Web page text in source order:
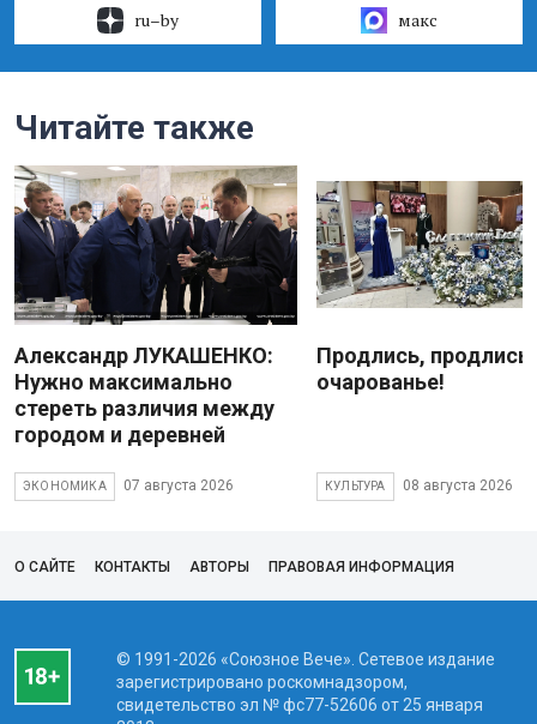
ru–by макс
Читайте также
Александр ЛУКАШЕНКО:
Нужно максимально
стереть различия между
городом и деревней
ЭКОНОМИКА 07 августа 2026
Продлись, продлись
очарованье!
КУЛЬТУРА 08 августа 2026
О САЙТЕ КОНТАКТЫ АВТОРЫ ПРАВОВАЯ ИНФОРМАЦИЯ
© 1991-2026 «Союзное Вече». Сетевое издание
зарегистрировано роскомнадзором,
свидетельство эл № фc77-52606 от 25 января